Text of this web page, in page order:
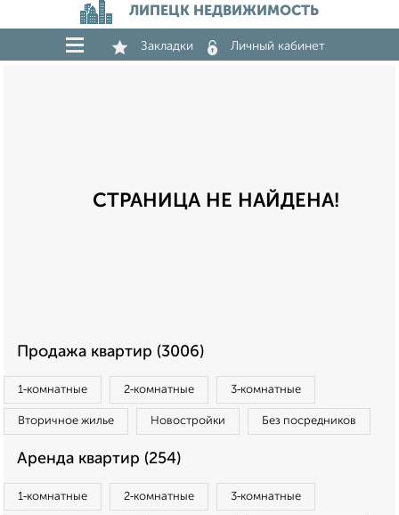
ЛИПЕЦК НЕДВИЖИМОСТЬ
Закладки Личный кабинет
СТРАНИЦА НЕ НАЙДЕНА!
Продажа квартир (3006)
1‑комнатные 2‑комнатные 3‑комнатные
Вторичное жилье Новостройки Без посредников
Аренда квартир (254)
1‑комнатные 2‑комнатные 3‑комнатные